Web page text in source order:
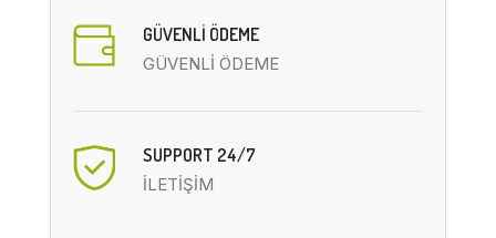
GÜVENLİ ÖDEME
GÜVENLİ ÖDEME
SUPPORT 24/7
İLETİŞİM